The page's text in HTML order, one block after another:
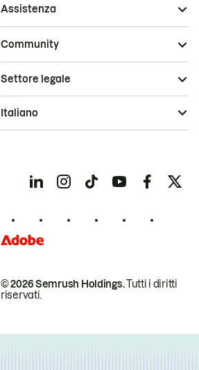
Assistenza
Community
© 2026 Semrush Holdings.Tutti i diritti
riservati.
Settore legale
Italiano